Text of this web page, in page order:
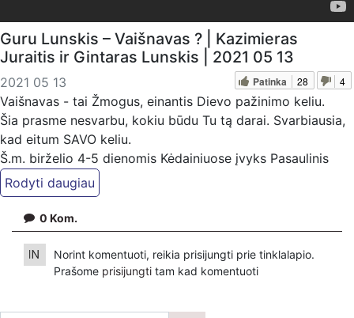
Guru Lunskis – Vaišnavas ? | Kazimieras
Juraitis ir Gintaras Lunskis | 2021 05 13
2021 05 13 Patinka 28 4
Vaišnavas - tai Žmogus, einantis Dievo pažinimo keliu.
Šia prasme nesvarbu, kokiu būdu Tu tą darai. Svarbiausia,
kad eitum SAVO keliu.
Š.m. birželio 4-5 dienomis Kėdainiuose įvyks Pasaulinis
Suverenų Kongresas ( I - oji sesija).
darbas Jums reikalingas, kviečiame paremti: Patreon
platformoje patreon.com/KazimierasJuraitis; Tiesiogiai
pervedant per PayPal paypal.me/PressJazzTV; Bankiniu
0 Kom.
Norint komentuoti, reikia prisijungti prie tinklalapio.
Prašome prisijungti tam kad komentuoti